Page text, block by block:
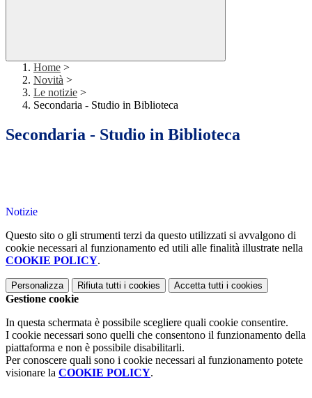
Home >
Novità >
Le notizie >
Secondaria - Studio in Biblioteca
Secondaria - Studio in Biblioteca
Notizie
Questo sito o gli strumenti terzi da questo utilizzati si avvalgono di
cookie necessari al funzionamento ed utili alle finalità illustrate nella
COOKIE POLICY.
Personalizza Rifiuta tutti i cookies Accetta tutti i cookies
Gestione cookie
In questa schermata è possibile scegliere quali cookie consentire.
I cookie necessari sono quelli che consentono il funzionamento della
piattaforma e non è possibile disabilitarli.
Per conoscere quali sono i cookie necessari al funzionamento potete
visionare la COOKIE POLICY.